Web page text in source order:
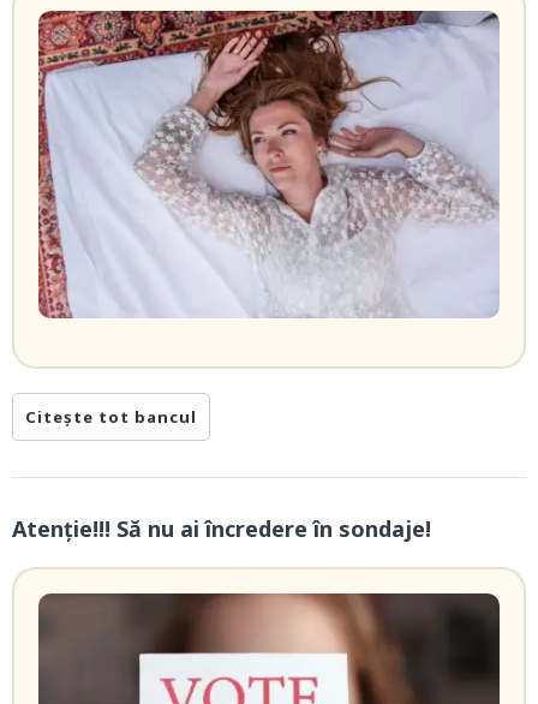
Citește tot bancul
Atenție!!! Să nu ai încredere în sondaje!